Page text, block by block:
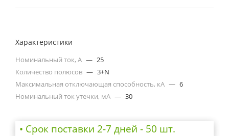
Характеристики
Номинальный ток, А — 25
Количество полюсов — 3+N
Максимальная отключающая способность, кА — 6
Номинальный ток утечки, мА — 30
• Cрок поставки 2-7 дней - 50 шт.